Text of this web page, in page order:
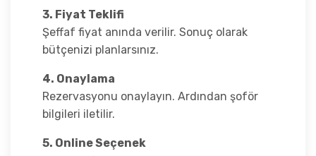
3. Fiyat Teklifi
Şeffaf fiyat anında verilir. Sonuç olarak
bütçenizi planlarsınız.
4. Onaylama
Rezervasyonu onaylayın. Ardından şoför
bilgileri iletilir.
5. Online Seçenek